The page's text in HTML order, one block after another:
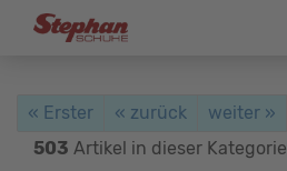
« Erster « zurück weiter »
503 Artikel in dieser Kategorie